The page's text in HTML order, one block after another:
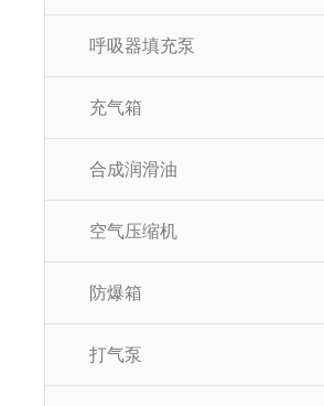
呼吸器填充泵
充气箱
合成润滑油
空气压缩机
防爆箱
打气泵